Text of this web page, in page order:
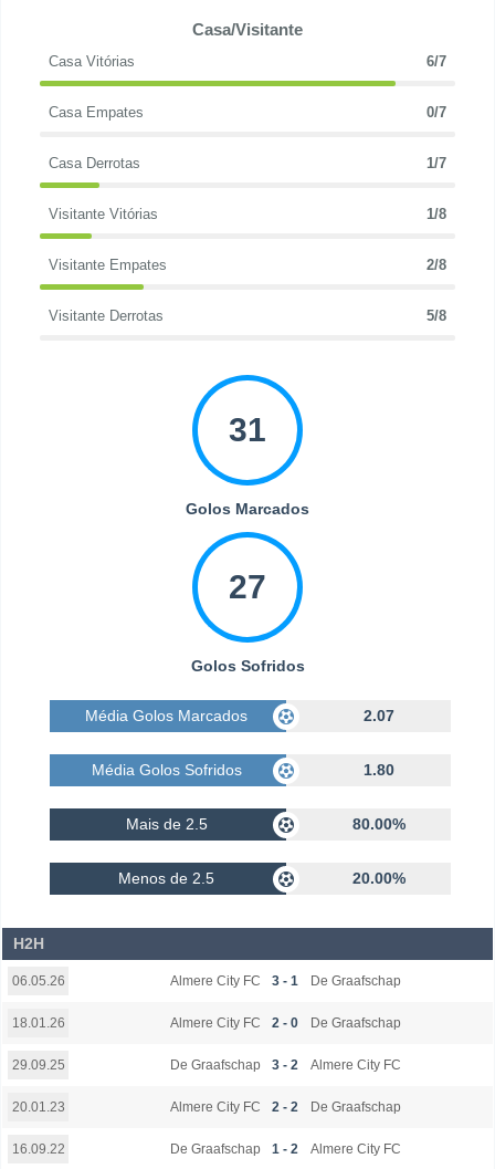
Casa/Visitante
Casa Vitórias 6/7
Casa Empates 0/7
Casa Derrotas 1/7
Visitante Vitórias 1/8
Visitante Empates 2/8
Visitante Derrotas 5/8
31
Golos Marcados
27
Golos Sofridos
Média Golos Marcados 2.07
Média Golos Sofridos 1.80
Mais de 2.5 80.00%
Menos de 2.5 20.00%
H2H
06.05.26 Almere City FC 3 - 1 De Graafschap
18.01.26 Almere City FC 2 - 0 De Graafschap
29.09.25 De Graafschap 3 - 2 Almere City FC
20.01.23 Almere City FC 2 - 2 De Graafschap
16.09.22 De Graafschap 1 - 2 Almere City FC